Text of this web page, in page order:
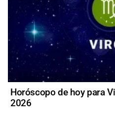
Horóscopo de hoy para
2026